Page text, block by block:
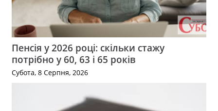
Пенсія у 2026 році: скільки стажу
потрібно у 60, 63 і 65 років
Субота, 8 Серпня, 2026